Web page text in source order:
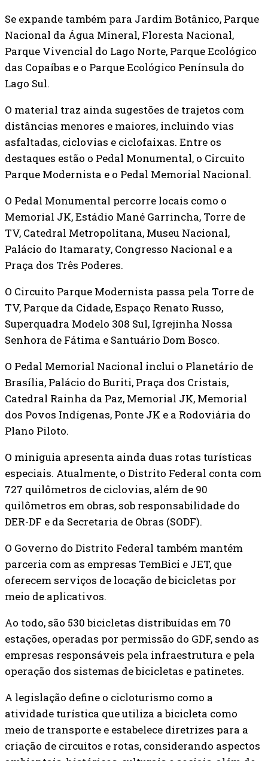
Se expande também para Jardim Botânico, Parque
Nacional da Água Mineral, Floresta Nacional,
Parque Vivencial do Lago Norte, Parque Ecológico
das Copaíbas e o Parque Ecológico Península do
Lago Sul.
O material traz ainda sugestões de trajetos com
distâncias menores e maiores, incluindo vias
asfaltadas, ciclovias e ciclofaixas. Entre os
destaques estão o Pedal Monumental, o Circuito
Parque Modernista e o Pedal Memorial Nacional.
O Pedal Monumental percorre locais como o
Memorial JK, Estádio Mané Garrincha, Torre de
TV, Catedral Metropolitana, Museu Nacional,
Palácio do Itamaraty, Congresso Nacional e a
Praça dos Três Poderes.
O Circuito Parque Modernista passa pela Torre de
TV, Parque da Cidade, Espaço Renato Russo,
Superquadra Modelo 308 Sul, Igrejinha Nossa
Senhora de Fátima e Santuário Dom Bosco.
O Pedal Memorial Nacional inclui o Planetário de
Brasília, Palácio do Buriti, Praça dos Cristais,
Catedral Rainha da Paz, Memorial JK, Memorial
dos Povos Indígenas, Ponte JK e a Rodoviária do
Plano Piloto.
O miniguia apresenta ainda duas rotas turísticas
especiais. Atualmente, o Distrito Federal conta com
727 quilômetros de ciclovias, além de 90
quilômetros em obras, sob responsabilidade do
DER-DF e da Secretaria de Obras (SODF).
O Governo do Distrito Federal também mantém
parceria com as empresas TemBici e JET, que
oferecem serviços de locação de bicicletas por
meio de aplicativos.
Ao todo, são 530 bicicletas distribuídas em 70
estações, operadas por permissão do GDF, sendo as
empresas responsáveis pela infraestrutura e pela
operação dos sistemas de bicicletas e patinetes.
A legislação define o cicloturismo como a
atividade turística que utiliza a bicicleta como
meio de transporte e estabelece diretrizes para a
criação de circuitos e rotas, considerando aspectos